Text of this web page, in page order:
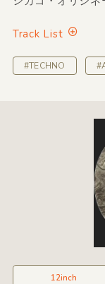
Track List
#TECHNO
12inch